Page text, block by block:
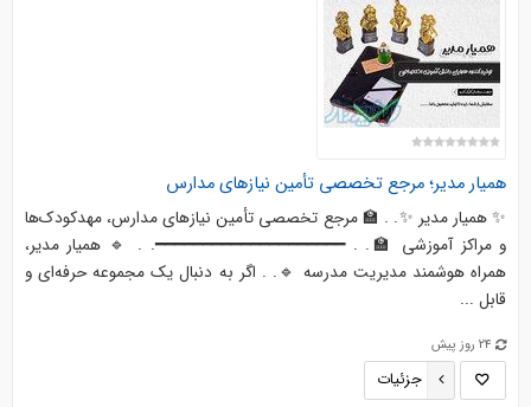
همیار مدیر؛ مرجع تخصصی تأمین نیازهای مدارس
✨ همیار مدیر ✨. . 🏫 مرجع تخصصی تأمین نیازهای مدارس، مهدکودک‌ها
و مراکز آموزشی 🏫. . ━━━━━━━━━━━━━━━━━━━━. . 🔹 همیار مدیر،
همراه هوشمند مدیریت مدرسه 🔹. . اگر به دنبال یک مجموعه حرفه‌ای و
قابل ...
24 روز پیش
جزئیات